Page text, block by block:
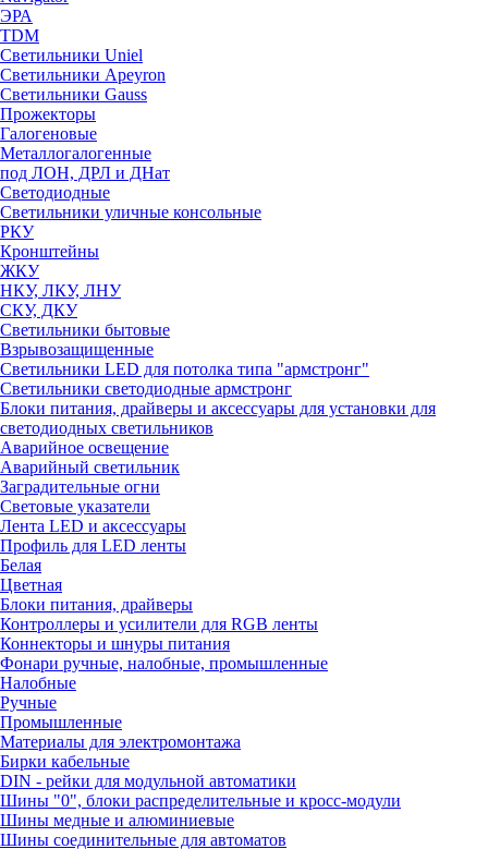
ЭРА
TDM
Светильники Uniel
Светильники Apeyron
Светильники Gauss
Прожекторы
Галогеновые
Металлогалогенные
под ЛОН, ДРЛ и ДНат
Светодиодные
Светильники уличные консольные
РКУ
Кронштейны
ЖКУ
НКУ, ЛКУ, ЛНУ
СКУ, ДКУ
Светильники бытовые
Взрывозащищенные
Светильники LED для потолка типа "армстронг"
Светильники светодиодные армстронг
Блоки питания, драйверы и аксессуары для установки для
светодиодных светильников
Аварийное освещение
Аварийный светильник
Заградительные огни
Световые указатели
Лента LED и аксессуары
Профиль для LED ленты
Белая
Цветная
Блоки питания, драйверы
Контроллеры и усилители для RGB ленты
Коннекторы и шнуры питания
Фонари ручные, налобные, промышленные
Налобные
Ручные
Промышленные
Материалы для электромонтажа
Бирки кабельные
DIN - рейки для модульной автоматики
Шины "0", блоки распределительные и кросс-модули
Шины медные и алюминиевые
Шины соединительные для автоматов